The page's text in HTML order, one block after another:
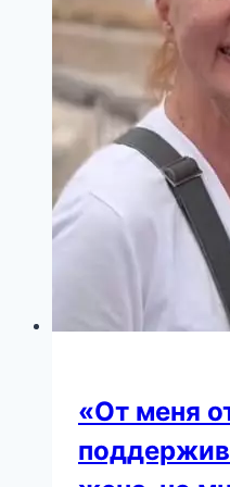
«От меня